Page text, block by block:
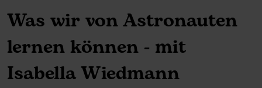
Was wir von Astronauten
lernen können - mit
Isabella Wiedmann